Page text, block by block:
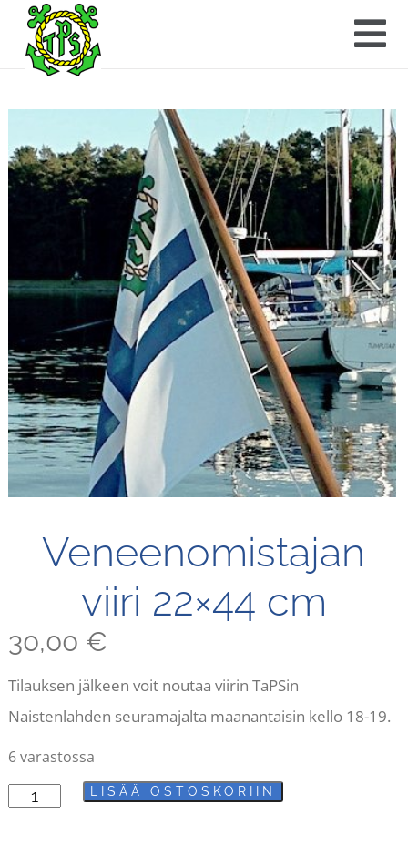
Veneenomistajan
viiri 22×44 cm
30,00 €
Tilauksen jälkeen voit noutaa viirin TaPSin
Naistenlahden seuramajalta maanantaisin kello 18-19.
6 varastossa
LISÄÄ OSTOSKORIIN